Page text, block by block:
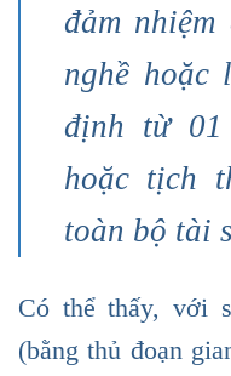
đảm nhiệm
nghề hoặc
định từ 01
hoặc tịch
toàn bộ tài
Có thể thấy, với
(bằng thủ đoạn